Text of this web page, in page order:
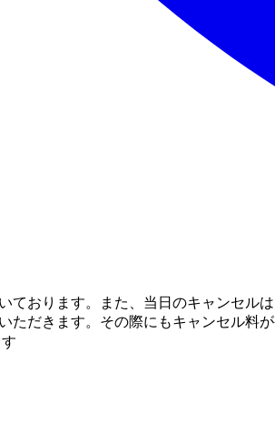
ております。また、当日のキャンセル
ただきます。その際にもキャンセル料が